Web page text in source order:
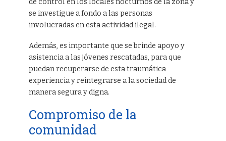
se investigue a fondo a las personas
involucradas en esta actividad ilegal.
Además, es importante que se brinde apoyo y
asistencia a las jóvenes rescatadas, para que
puedan recuperarse de esta traumática
experiencia y reintegrarse a la sociedad de
manera segura y digna.
Compromiso de la
comunidad